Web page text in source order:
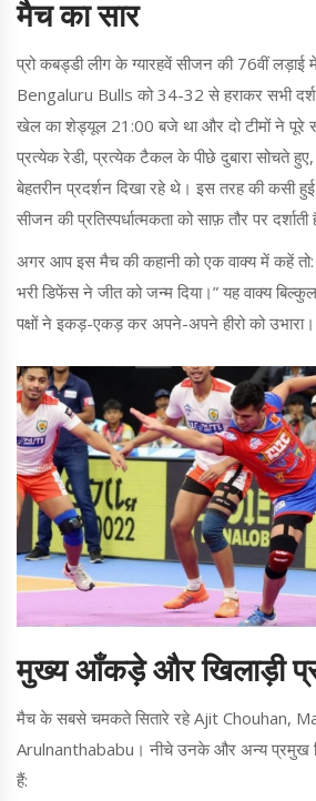
मैच का सार
प्रो कबड्डी लीग के ग्यारहवें सीजन की 76वीं लड़ाई
Bengaluru Bulls को 34-32 से हराकर सभी
खेल का शेड्यूल 21:00 बजे था और दो टीमों ने पूरे
प्रत्येक रेडी, प्रत्येक टैकल के पीछे दुबारा सोचते
बेहतरीन प्रदर्शन दिखा रहे थे। इस तरह की कसी हुई
सीजन की प्रतिस्पर्धात्मकता को साफ़ तौर पर दर्शाती
अगर आप इस मैच की कहानी को एक वाक्य में कहें
भरी डिफेंस ने जीत को जन्म दिया।” यह वाक्य बिल्कुल
पक्षों ने इकड़-एकड़ कर अपने-अपने हीरो को उभारा।
मुख्य आँकड़े और खिलाड़ी
मैच के सबसे चमकते सितारे रहे Ajit Chouhan,
Arulnanthababu। नीचे उनके और अन्य प्रमुख
हैं: